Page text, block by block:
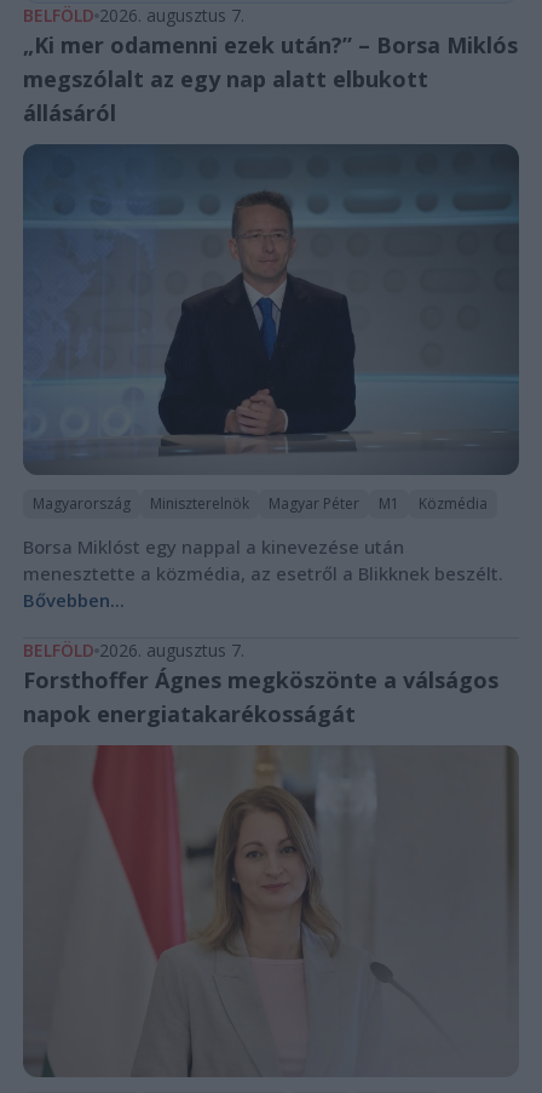
BELFÖLD 2026. augusztus 7.
„Ki mer odamenni ezek után?” – Borsa Miklós
megszólalt az egy nap alatt elbukott
állásáról
Magyarország Miniszterelnök Magyar Péter M1 Közmédia
Borsa Miklóst egy nappal a kinevezése után
menesztette a közmédia, az esetről a Blikknek beszélt.
Bővebben...
BELFÖLD 2026. augusztus 7.
Forsthoffer Ágnes megköszönte a válságos
napok energiatakarékosságát